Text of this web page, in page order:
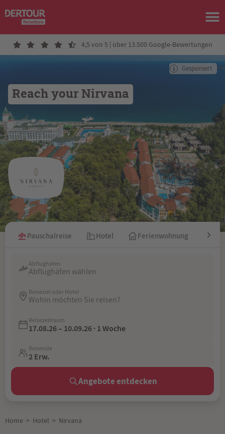
4,5 von 5 | über 13.500 Google-Bewertungen
Reach your Nirvana
Gesponsert
Pauschalreise Hotel Ferienwohnung
Abflughafen
Abflughäfen wählen
Reiseziel oder Hotel
Wohin möchten Sie reisen?
Reisezeitraum
17.08.26 – 10.09.26 · 1 Woche
Reisende
2 Erw.
Angebote entdecken
Home > Hotel > Nirvana